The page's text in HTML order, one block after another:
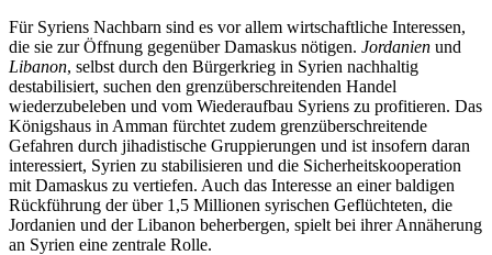
Für Syriens Nachbarn sind es vor allem wirtschaftliche Interessen,
die sie zur Öff­nung gegenüber Damaskus nötigen. Jorda­nien und
Libanon, selbst durch den Bürgerkrieg in Syrien nachhaltig
destabilisiert, suchen den grenzüberschreitenden Handel
wiederzubeleben und vom Wiederaufbau Syriens zu profitieren. Das
Königshaus in Amman fürchtet zudem grenzüberschrei­tende
Gefahren durch jihadistische Grup­pie­rungen und ist insofern daran
interessiert, Syrien zu stabilisieren und die Sicher­heitskooperation
mit Damaskus zu vertie­fen. Auch das Interesse an einer baldigen
Rückführung der über 1,5 Millionen syri­schen Geflüchteten, die
Jordanien und der Libanon beherbergen, spielt bei ihrer Annä­herung
an Syrien eine zentrale Rolle.